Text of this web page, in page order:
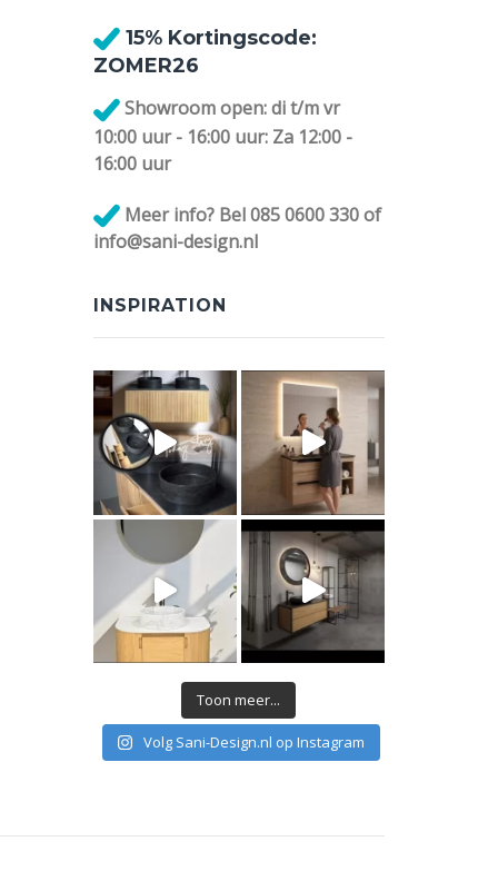
15% Kortingscode:
ZOMER26
Showroom open: di t/m vr
10:00 uur - 16:00 uur: Za 12:00 -
16:00 uur
Meer info? Bel 085 0600 330 of
info@sani-design.nl
INSPIRATION
Toon meer...
Volg Sani-Design.nl op Instagram